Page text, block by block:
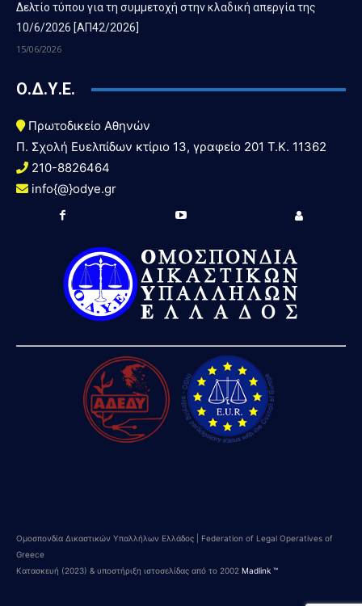
Δελτίο τύπου για τη συμμετοχή στην κλαδική απεργία της
10/6/2026 [ΑΠ42/2026]
15/06/2026
Ο.Δ.Υ.Ε.
Πρωτοδικείο Αθηνών
Π. Σχολή Ευελπίδων κτίριο 13, γραφείο 201 T.K. 11362
210-8826464
info{@}odye.gr
Ομοσπονδία Δικαστικών Υπαλλήλων Ελλάδος | Federation of Legal Operatives of
Greece
Κατασκευή (2023) & υποστήριξη ιστοσελίδας από το 2002 Madlink ™